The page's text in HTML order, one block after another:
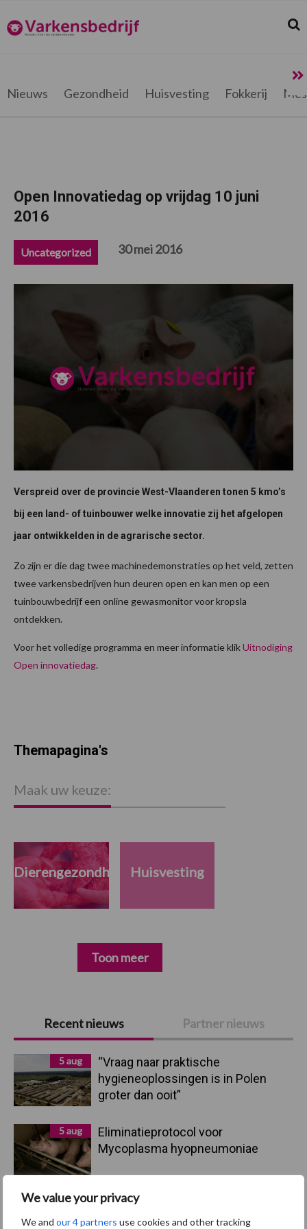
We value your privacy
We and our 4 partners use cookies and other tracking
de
hoofdnavigatie
de
hoofd
de
eerste
de
voettekst
Varkensbedrijf.be
Nieuws Gezondheid Huisvesting Fokkerij
Open Innovatiedag op vrijdag 10 juni
2016
Uncategorized 30 mei 2016
Verspreid over de provincie West-Vlaanderen tonen 5 kmo’s
bij een land- of tuinbouwer welke innovatie zij het afgelopen
jaar ontwikkelden in de agrarische sector.
Zo zijn er die dag twee machinedemonstraties op het veld, zetten
twee varkensbedrijven hun deuren open en kan men op een
tuinbouwbedrijf een online gewasmonitor voor kropsla
ontdekken.
Voor het volledige programma en meer informatie klikUitnodiging
Open innovatiedag.
Primaire
Sidebar
Recent nieuws Partner nieuws
5 aug
“Vraag naar praktische
hygieneoplossingen is in Polen
groter dan ooit”
5 aug
Eliminatieprotocol voor
Mycoplasma hyopneumoniae
4 aug
AVP in Finland onderstreept dat
Themapagina's
Maak uw keuze:
Dierengezondheid Huisvesting
Toon meer